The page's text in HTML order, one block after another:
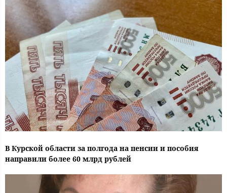
В Курской области за полгода на пенсии и пособия
направили более 60 млрд рублей